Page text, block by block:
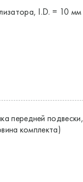
I.D. = 10 мм
передней подвески,
комплекта)